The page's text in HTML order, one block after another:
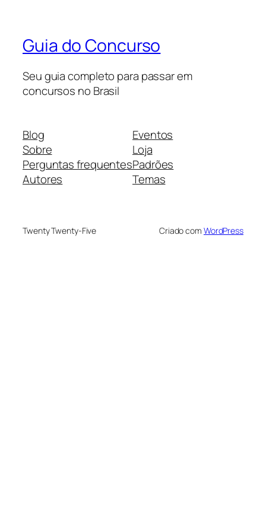
Guia do Concurso
Seu guia completo para passar em
concursos no Brasil
Blog
Sobre
Perguntas frequentes
Autores
Eventos
Loja
Padrões
Temas
Twenty Twenty-Five Criado com WordPress